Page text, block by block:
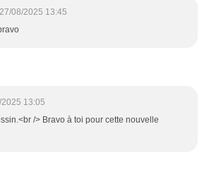
27/08/2025 13:45
13:05
/> Bravo à toi pour cette nouvelle